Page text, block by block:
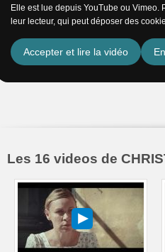
Elle est lue depuis YouTube ou Vimeo.
leur lecteur, qui peut déposer des
Accepter et lire la vidéo
Les 16 videos de